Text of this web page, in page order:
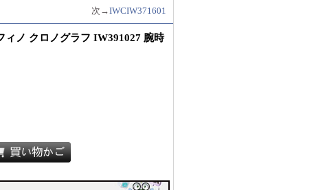
次→IWCIW371601
ノ クロノグラフ IW391027 腕時